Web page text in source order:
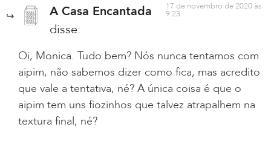
A Casa Encantada
disse:
17 de novembro de 2020 às
9:23
Oi, Monica. Tudo bem? Nós nunca tentamos com
aipim, não sabemos dizer como fica, mas acredito
que vale a tentativa, né? A única coisa é que o
aipim tem uns fiozinhos que talvez atrapalhem na
textura final, né?